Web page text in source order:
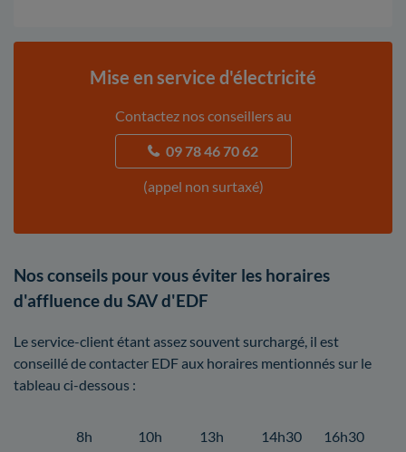
Mise en service d'électricité
Contactez nos conseillers au
09 78 46 70 62
(appel non surtaxé)
Nos conseils pour vous éviter les horaires
d'affluence du SAV d'EDF
Le service-client étant assez souvent surchargé, il est
conseillé de contacter EDF aux horaires mentionnés sur le
tableau ci-dessous :
8h 10h 13h 14h30 16h30